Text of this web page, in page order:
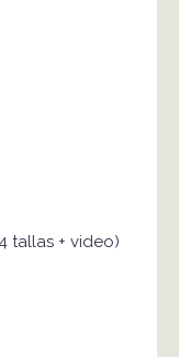
tallas + video)